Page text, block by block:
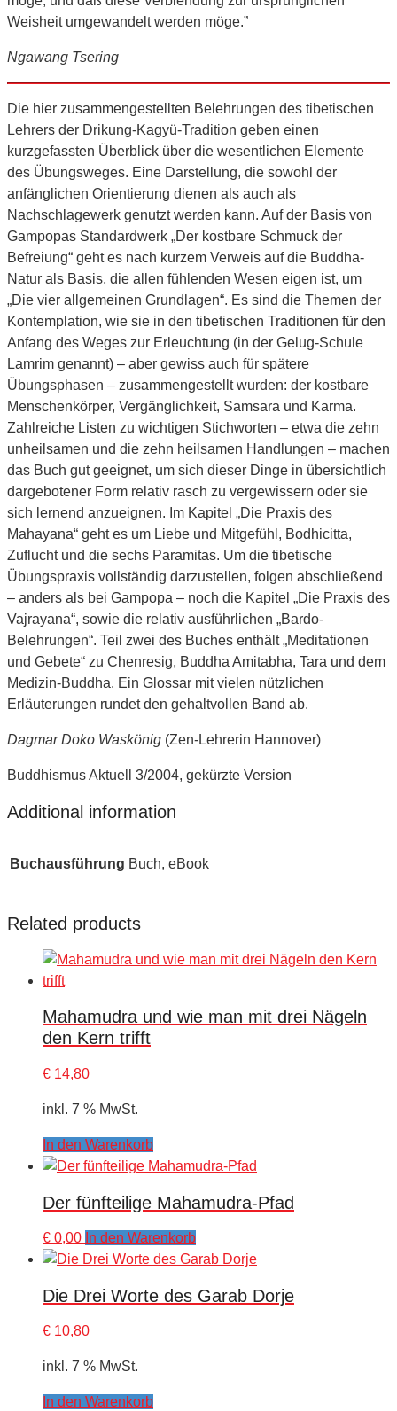
Weisheit umgewandelt werden möge.”
Ngawang Tsering
Die hier zusammengestellten Belehrungen des tibetischen
Lehrers der Drikung-Kagyü-Tradition geben einen
kurzgefassten Überblick über die wesentlichen Elemente
des Übungsweges. Eine Darstellung, die sowohl der
anfänglichen Orientierung dienen als auch als
Nachschlagewerk genutzt werden kann. Auf der Basis von
Gampopas Standardwerk „Der kostbare Schmuck der
Befreiung“ geht es nach kurzem Verweis auf die Buddha-
Natur als Basis, die allen fühlenden Wesen eigen ist, um
„Die vier allgemeinen Grundlagen“. Es sind die Themen der
Kontemplation, wie sie in den tibetischen Traditionen für den
Anfang des Weges zur Erleuchtung (in der Gelug-Schule
Lamrim genannt) – aber gewiss auch für spätere
Übungsphasen – zusammengestellt wurden: der kostbare
Menschenkörper, Vergänglichkeit, Samsara und Karma.
Zahlreiche Listen zu wichtigen Stichworten – etwa die zehn
unheilsamen und die zehn heilsamen Handlungen – machen
das Buch gut geeignet, um sich dieser Dinge in übersichtlich
dargebotener Form relativ rasch zu vergewissern oder sie
sich lernend anzueignen. Im Kapitel „Die Praxis des
Mahayana“ geht es um Liebe und Mitgefühl, Bodhicitta,
Zuflucht und die sechs Paramitas. Um die tibetische
Übungspraxis vollständig darzustellen, folgen abschließend
– anders als bei Gampopa – noch die Kapitel „Die Praxis des
Vajrayana“, sowie die relativ ausführlichen „Bardo-
Belehrungen“. Teil zwei des Buches enthält „Meditationen
und Gebete“ zu Chenresig, Buddha Amitabha, Tara und dem
Medizin-Buddha. Ein Glossar mit vielen nützlichen
Erläuterungen rundet den gehaltvollen Band ab.
Dagmar Doko Waskönig (Zen-Lehrerin Hannover)
Buddhismus Aktuell 3/2004, gekürzte Version
Additional information
Buchausführung Buch, eBook
Related products
Mahamudra und wie man mit drei Nägeln
den Kern trifft
€ 14,80
inkl. 7 % MwSt.
In den Warenkorb
Der fünfteilige Mahamudra-Pfad
€ 0,00 In den Warenkorb
Die Drei Worte des Garab Dorje
€ 10,80
inkl. 7 % MwSt.
In den Warenkorb